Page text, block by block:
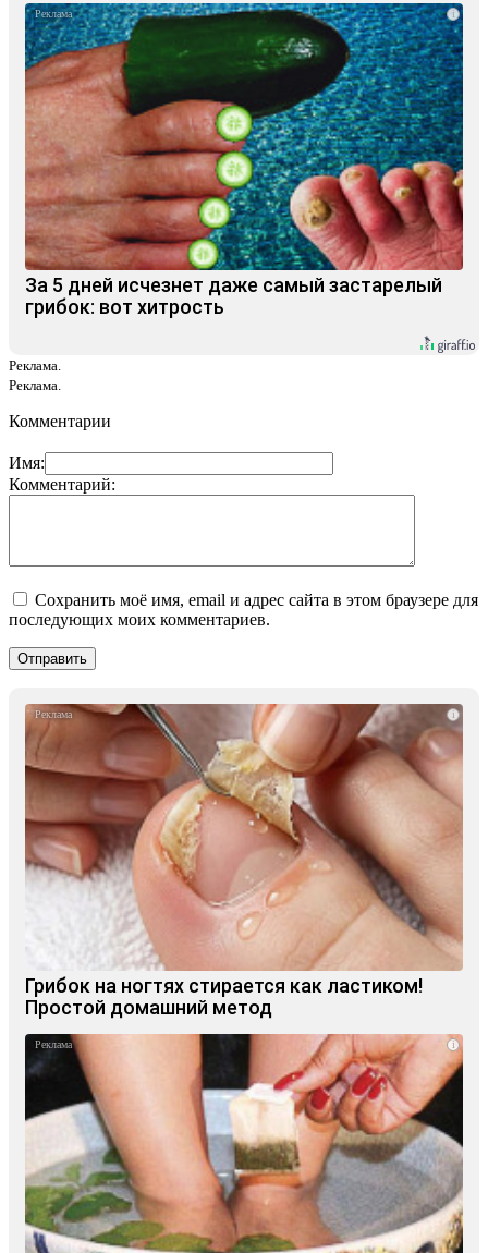
i
За 5 дней исчезнет даже самый застарелый
грибок: вот хитрость
Реклама.
Реклама.
Комментарии
Имя:
Комментарий:
Сохранить моё имя, email и адрес сайта в этом браузере для
последующих моих комментариев.
i
Грибок на ногтях стирается как ластиком!
Простой домашний метод
i